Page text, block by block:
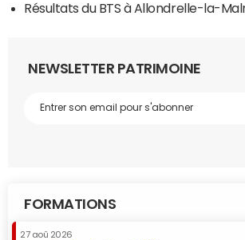
Résultats du BTS à Allondrelle-la-
NEWSLETTER PATRIMOINE
FORMATIONS
27 aoû 2026